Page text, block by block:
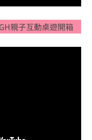
親子互動桌遊開箱